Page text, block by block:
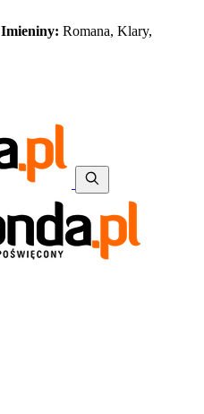
Imieniny: Romana, Klary,